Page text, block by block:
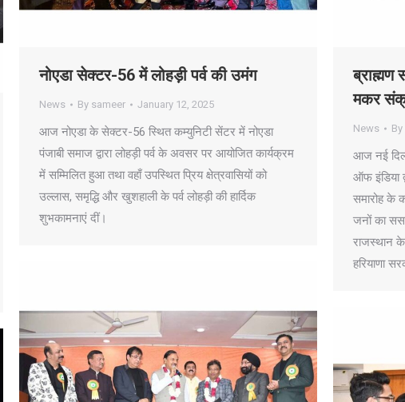
नोएडा सेक्टर-56 में लोहड़ी पर्व की उमंग
News By sameer January 12, 2025
आज नोएडा के सेक्टर-56 स्थित कम्युनिटी सेंटर में नोएडा
पंजाबी समाज द्वारा लोहड़ी पर्व के अवसर पर आयोजित कार्यक्रम
में सम्मिलित हुआ तथा वहाँ उपस्थित प्रिय क्षेत्रवासियों को
उल्लास, समृद्धि और खुशहाली के पर्व लोहड़ी की हार्दिक
शुभकामनाएं दीं।
ब्राह्मण
मकर
News By
आज नई
ऑफ इंडिया
समारोह के
जनों का
राजस्थान के
हरियाणा